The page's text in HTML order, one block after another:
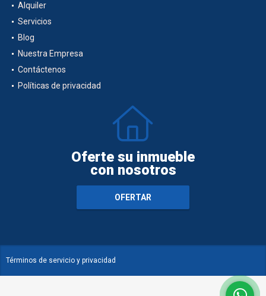
Alquiler
Servicios
Blog
Nuestra Empresa
Contáctenos
Políticas de privacidad
Oferte su inmueble
con nosotros
OFERTAR
Términos de servicio y privacidad